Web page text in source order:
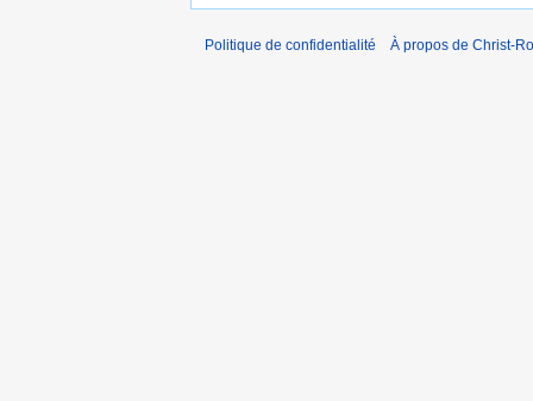
Politique de confidentialité À propos de Christ-